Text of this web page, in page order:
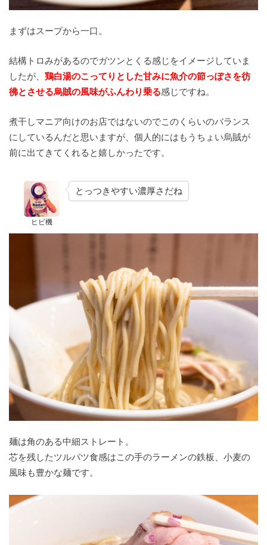
まずはスープから一口。
結構トロみがあるのでガツンとくる感じをイメージしていま
したが、 鶏白湯のこってりとした甘みに魚介の節っぽさを彷
彿とさせる烏賊の風味がふんわり乗る感じですね。
煮干しマニア向けのお店ではないのでこのくらいのバランス
にしているんだと思いますが、個人的にはもうちょい烏賊が
前に出てきてくれると嬉しかったです。
ヒビ機
とっつきやすい濃厚さだね
麺は角のある中細ストレート。
芯を残したツルパツ食感はこの手のラーメンの鉄板、小麦の
風味も豊かな麺です。